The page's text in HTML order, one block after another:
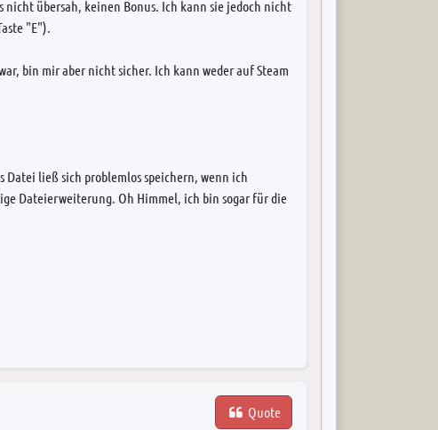
übersah, keinen Bonus. Ich kann sie jedoch nicht
"E").
bin mir aber nicht sicher. Ich kann weder auf Steam
Datei ließ sich problemlos speichern, wenn ich
Dateierweiterung. Oh Himmel, ich bin sogar für die
Quote